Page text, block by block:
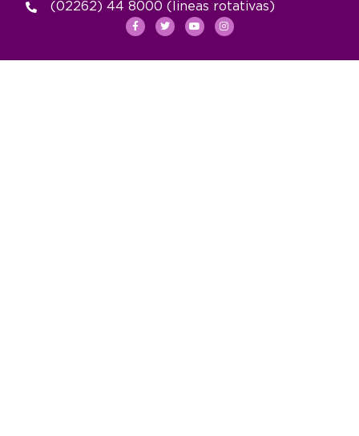
(02262) 44 8000 (lineas rotativas)